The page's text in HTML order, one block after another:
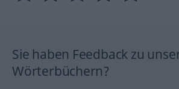
Sie haben Feedback zu
Wörterbüchern?